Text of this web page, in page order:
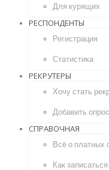
Для курящих
РЕСПОНДЕНТЫ
Регистрация
Статистика
РЕКРУТЕРЫ
Хочу стать
Добавить опрос
СПРАВОЧНАЯ
Всё о платных
Как